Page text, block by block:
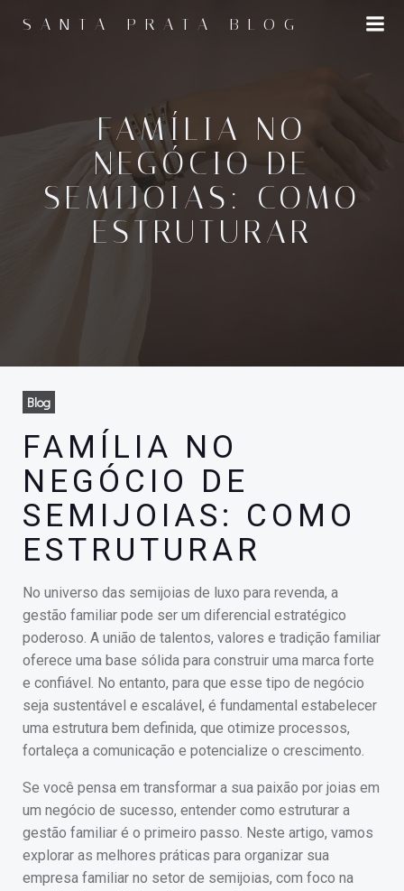
para
SANTA PRATA BLOG
FAMÍLIA NO
NEGÓCIO DE
SEMIJOIAS: COMO
ESTRUTURAR
Blog
FAMÍLIA NO
NEGÓCIO DE
SEMIJOIAS: COMO
ESTRUTURAR
No universo das semijoias de luxo para revenda, a
gestão familiar pode ser um diferencial estratégico
poderoso. A união de talentos, valores e tradição familiar
oferece uma base sólida para construir uma marca forte
e confiável. No entanto, para que esse tipo de negócio
seja sustentável e escalável, é fundamental estabelecer
uma estrutura bem definida, que otimize processos,
fortaleça a comunicação e potencialize o crescimento.
Se você pensa em transformar a sua paixão por joias em
um negócio de sucesso, entender como estruturar a
gestão familiar é o primeiro passo. Neste artigo, vamos
explorar as melhores práticas para organizar sua
empresa familiar no setor de semijoias, com foco na